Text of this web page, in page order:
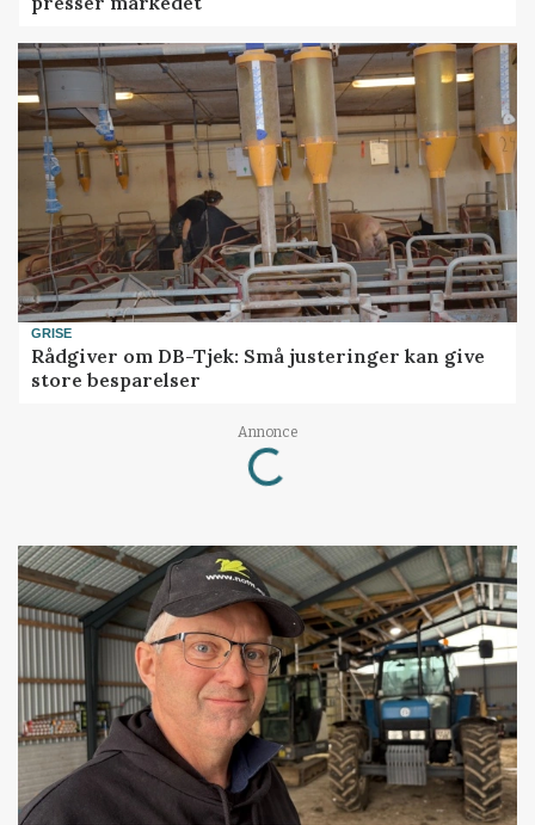
GRISE
Rådgiver om DB-Tjek: Små justeringer kan give
store besparelser
Annonce
Loading...